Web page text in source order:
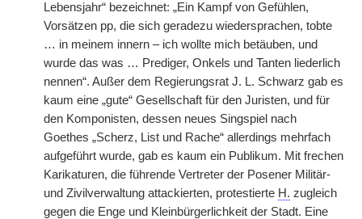
Lebensjahr“ bezeichnet: „Ein Kampf|von Gefühlen,
Vorsätzen pp, die sich geradezu wiedersprachen, tobte
… in meinem innern – ich wollte mich betäuben, und
wurde das was … Prediger, Onkels und Tanten liederlich
nennen“. Außer dem Regierungsrat J. L. Schwarz gab es
kaum eine „gute“ Gesellschaft für den Juristen, und für
den Komponisten, dessen neues Singspiel nach
Goethes „Scherz, List und Rache“ allerdings mehrfach
aufgeführt wurde, gab es kaum ein Publikum. Mit frechen
Karikaturen, die führende Vertreter der Posener Militär-
und Zivilverwaltung attackierten, protestierte H. zugleich
gegen die Enge und Kleinbürgerlichkeit der Stadt. Eine